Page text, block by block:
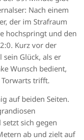
Nach einem
der im Strafraum
hochspringt und den
Kurz vor der
Glück, als er
Wunsch bedient,
trifft.
auf beiden Seiten.
sich gegen
ab und zielt auf